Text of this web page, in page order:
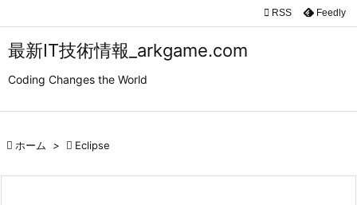
最新IT技術情報_arkgame.com
Coding Changes the World


 RSS Feedly
 ホーム >  Eclipse